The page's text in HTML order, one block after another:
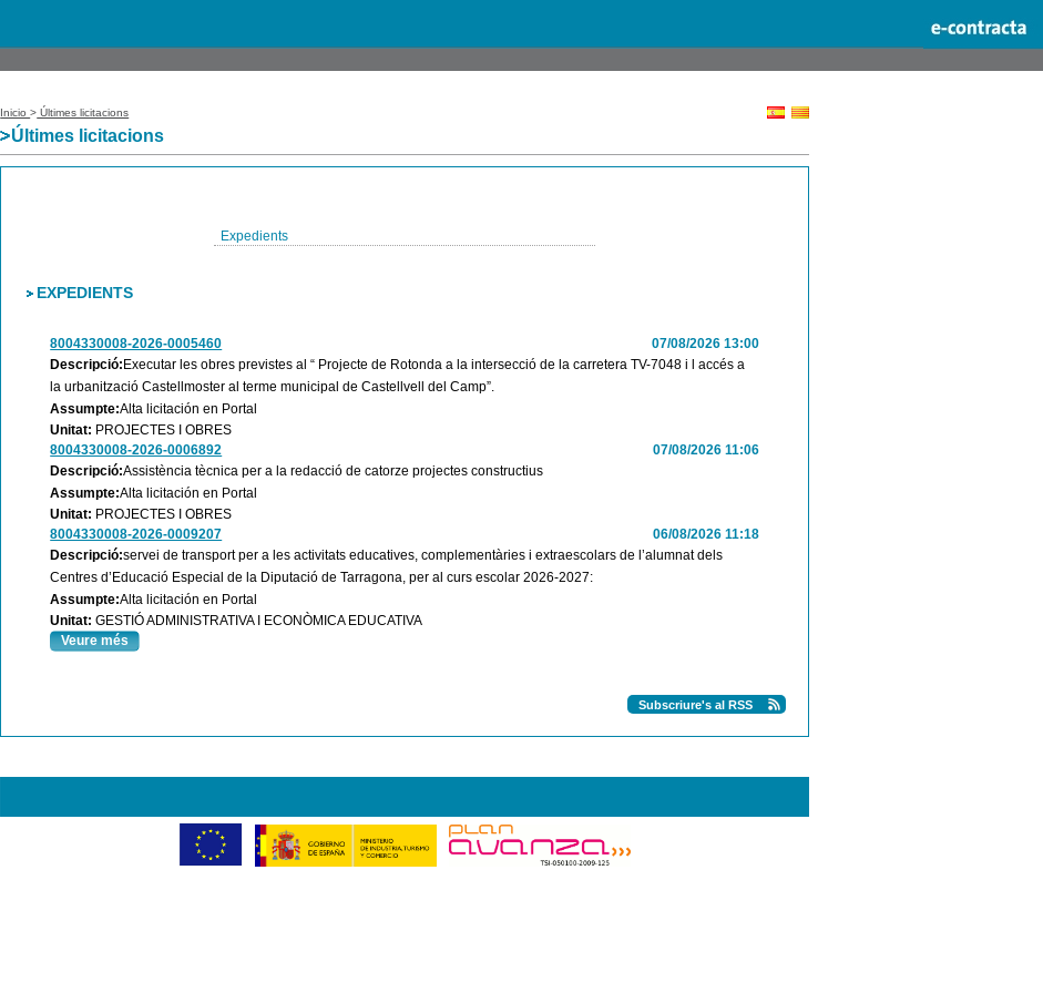
Inicio> Últimes licitacions
Últimes licitacions
Expedients
EXPEDIENTS
07/08/2026 13:00
8004330008-2026-0005460
Descripció:Executar les obres previstes al “ Projecte de Rotonda a la intersecció de la carretera TV-7048 i l accés a
la urbanització Castellmoster al terme municipal de Castellvell del Camp”.
Assumpte:Alta licitación en Portal
Unitat: PROJECTES I OBRES
07/08/2026 11:06
8004330008-2026-0006892
Descripció:Assistència tècnica per a la redacció de catorze projectes constructius
Assumpte:Alta licitación en Portal
Unitat: PROJECTES I OBRES
06/08/2026 11:18
8004330008-2026-0009207
Descripció:servei de transport per a les activitats educatives, complementàries i extraescolars de l’alumnat dels
Centres d’Educació Especial de la Diputació de Tarragona, per al curs escolar 2026-2027:
Assumpte:Alta licitación en Portal
Unitat:GESTIÓ ADMINISTRATIVA I ECONÒMICA EDUCATIVA
Veure més
Subscriure's al RSS